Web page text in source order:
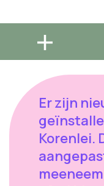
Er zijn
Korenlei.